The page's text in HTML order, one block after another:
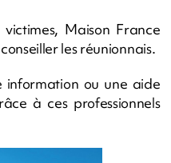
Maison France
les réunionnais.
ou une aide
à ces professionnels